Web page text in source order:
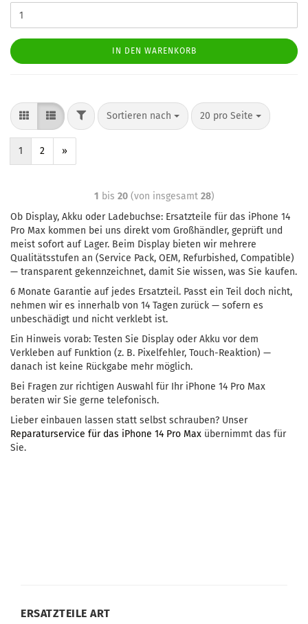
IN DEN WARENKORB
Sortieren nach 20 pro Seite
1 2 »
1 bis 20(von insgesamt 28)
Ob Display, Akku oder Ladebuchse: Ersatzteile für das iPhone 14
Pro Max kommen bei uns direkt vom Großhändler, geprüft und
meist sofort auf Lager. Beim Display bieten wir mehrere
Qualitätsstufen an (Service Pack, OEM, Refurbished, Compatible)
— transparent gekennzeichnet, damit Sie wissen, was Sie kaufen.
6 Monate Garantie auf jedes Ersatzteil. Passt ein Teil doch nicht,
nehmen wir es innerhalb von 14 Tagen zurück — sofern es
unbeschädigt und nicht verklebt ist.
Ein Hinweis vorab: Testen Sie Display oder Akku vor dem
Verkleben auf Funktion (z. B. Pixelfehler, Touch-Reaktion) —
danach ist keine Rückgabe mehr möglich.
Bei Fragen zur richtigen Auswahl für Ihr iPhone 14 Pro Max
beraten wir Sie gerne telefonisch.
Lieber einbauen lassen statt selbst schrauben? Unser
Reparaturservice für das iPhone 14 Pro Max übernimmt das für
Sie.
ERSATZTEILE ART